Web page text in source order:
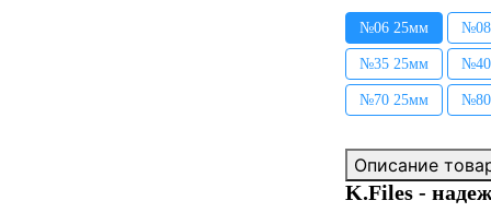
№06 25мм
№35 25мм
№70 25мм
Описание
K.Files -